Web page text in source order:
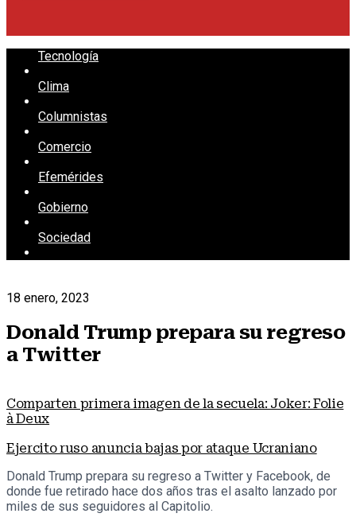
Tecnología
Clima
Columnistas
Comercio
Efemérides
Gobierno
Sociedad
18 enero, 2023
Donald Trump prepara su regreso
a Twitter
Comparten primera imagen de la secuela: Joker: Folie
à Deux
Ejercito ruso anuncia bajas por ataque Ucraniano
Donald Trump prepara su regreso a Twitter y Facebook, de
donde fue retirado hace dos años tras el asalto lanzado por
miles de sus seguidores al Capitolio.